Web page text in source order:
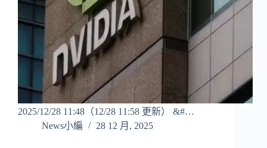
2025/12/28 11:48（12/28 11:58 更新） &#…
News小編
28 12 月, 2025